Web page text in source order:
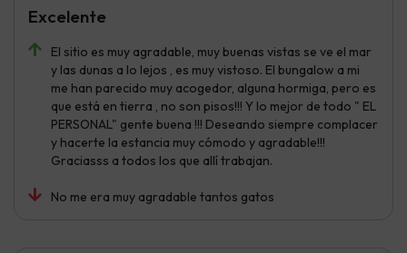
El sitio es muy agradable, muy buenas vistas se ve el mar
y las dunas a lo lejos , es muy vistoso. El bungalow a mi
me han parecido muy acogedor, alguna hormiga, pero es
que está en tierra , no son pisos!!! Y lo mejor de todo " EL
PERSONAL" gente buena !!! Deseando siempre complacer
y hacerte la estancia muy cómodo y agradable!!!
Graciasss a todos los que allí trabajan.
No me era muy agradable tantos gatos
Excelente